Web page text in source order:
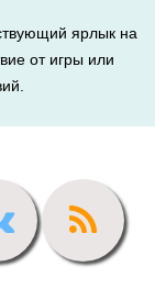
ярлык на
от игры или